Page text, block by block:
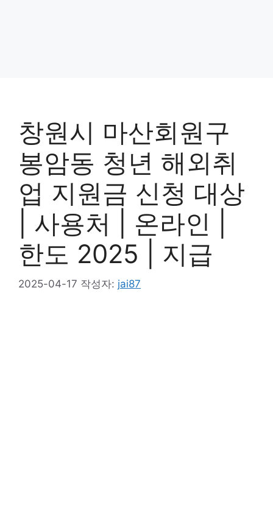
창원시 마산회원구
봉암동 청년 해외취
업 지원금 신청 대상
| 사용처 | 온라인 |
한도 2025 | 지급
2025-04-17 작성자: jai87